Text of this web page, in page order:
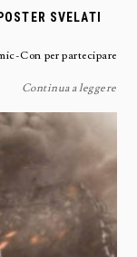
SVELATI
Con per partecipare
Continua a leggere